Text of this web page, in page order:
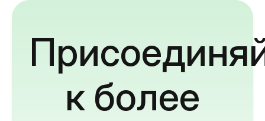
к более